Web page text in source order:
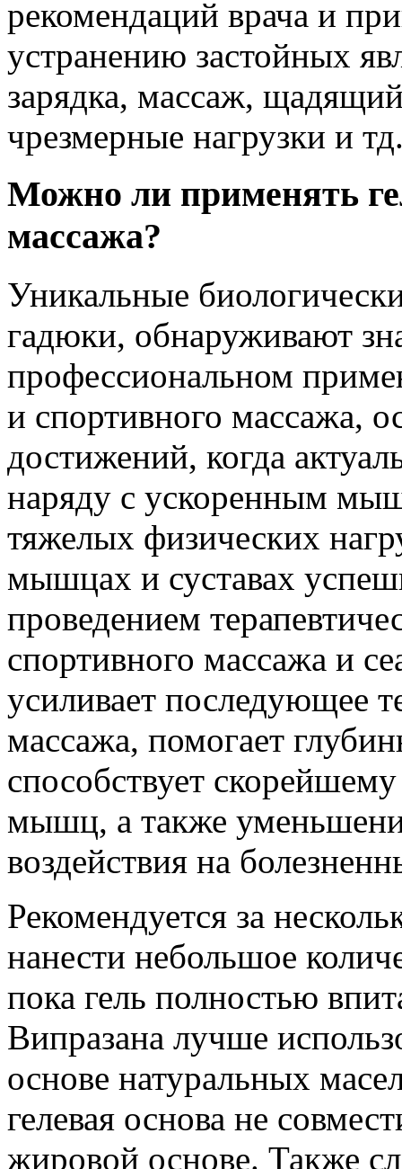
рекомендаций врача и
устранению застойных
зарядка, массаж,
чрезмерные нагрузки и
Можно ли применять
массажа?
Уникальные
гадюки, обнаруживают
профессиональном
и спортивного массажа,
достижений, когда
наряду с ускоренным
тяжелых физических
мышцах и суставах
проведением
спортивного массажа и
усиливает последующее
массажа, помогает
способствует
мышц, а также
воздействия на
Рекомендуется за
нанести небольшое
пока гель полностью
Випразана лучше
основе натуральных
гелевая основа не
жировой основе. Также